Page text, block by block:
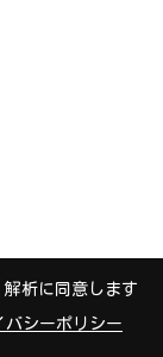
情報の
機縁法とは リクルータ
解析に同意します
バシーポリシー